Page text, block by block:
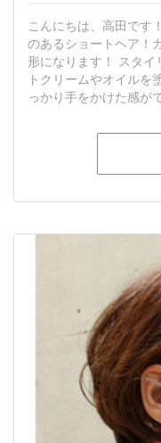
こんにちは、高田です
のあるショートヘア！
形になります！ スタ
トクリームやオイルを
っかり手をかけた感が